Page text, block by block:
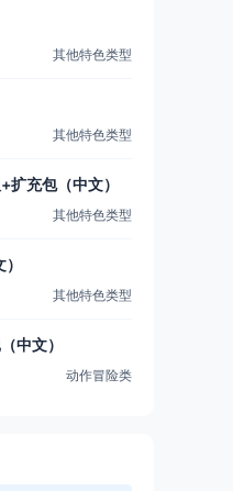
其他特色类型
其他特色类型
扩充包（中文）
其他特色类型
其他特色类型
中文）
动作冒险类